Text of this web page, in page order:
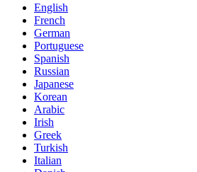
English
French
German
Portuguese
Spanish
Russian
Japanese
Korean
Arabic
Irish
Greek
Turkish
Italian